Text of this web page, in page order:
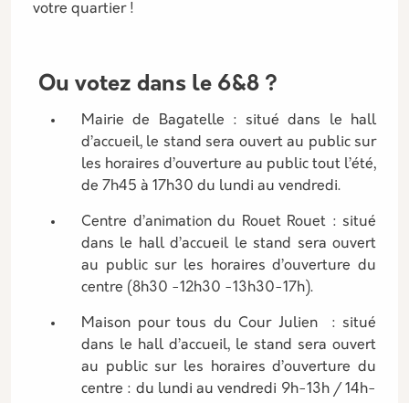
votre quartier !
Ou votez dans le 6&8 ?
Mairie de Bagatelle : situé dans le hall
d’accueil, le stand sera ouvert au public sur
les horaires d’ouverture au public tout l’été,
de 7h45 à 17h30 du lundi au vendredi.
Centre d’animation du Rouet Rouet : situé
dans le hall d’accueil le stand sera ouvert
au public sur les horaires d’ouverture du
centre (8h30 -12h30 -13h30-17h).
Maison pour tous du Cour Julien : situé
dans le hall d’accueil, le stand sera ouvert
au public sur les horaires d’ouverture du
centre : du lundi au vendredi 9h-13h / 14h-